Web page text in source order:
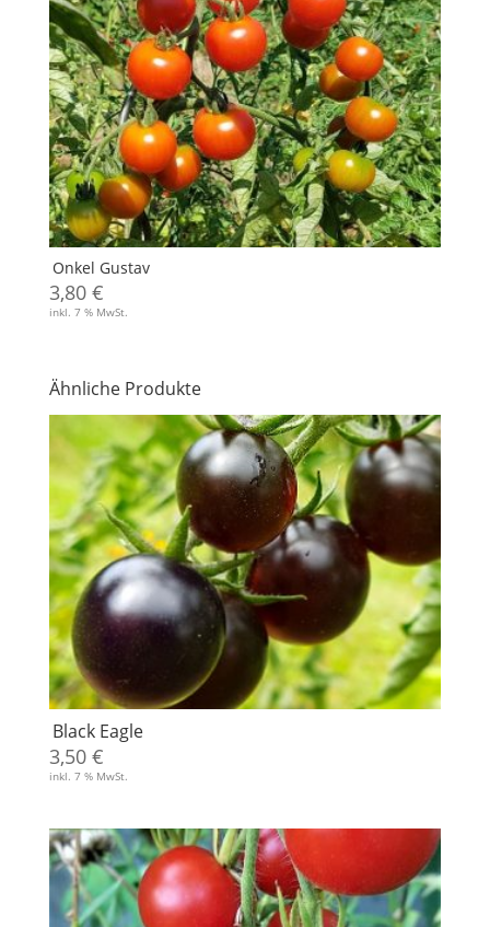
Onkel Gustav
3,80 €
inkl. 7 % MwSt.
Ähnliche Produkte
Black Eagle
3,50 €
inkl. 7 % MwSt.